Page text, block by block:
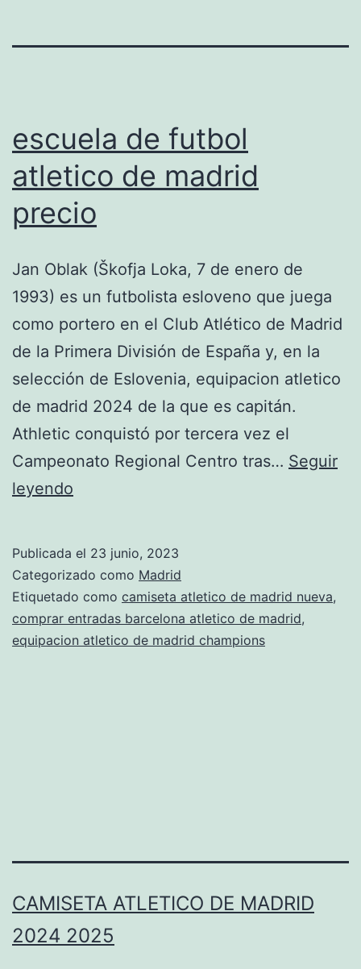
escuela de futbol
atletico de madrid
precio
Jan Oblak (Škofja Loka, 7 de enero de
1993) es un futbolista esloveno que juega
como portero en el Club Atlético de Madrid
de la Primera División de España y, en la
selección de Eslovenia, equipacion atletico
de madrid 2024 de la que es capitán.
Athletic conquistó por tercera vez el
Campeonato Regional Centro tras… Seguir
leyendo
atletico
de
madrid
precio
Publicada el 23 junio, 2023
Categorizado como Madrid
Etiquetado como camiseta atletico de madrid nueva,
comprar entradas barcelona atletico de madrid,
equipacion atletico de madrid champions
CAMISETA ATLETICO DE MADRID
2024 2025